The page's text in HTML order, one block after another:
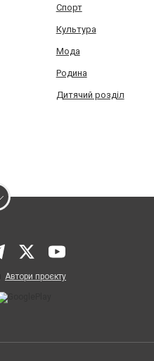
Спорт
Культура
Мода
Родина
Дитячий розділ
Автори проєкту